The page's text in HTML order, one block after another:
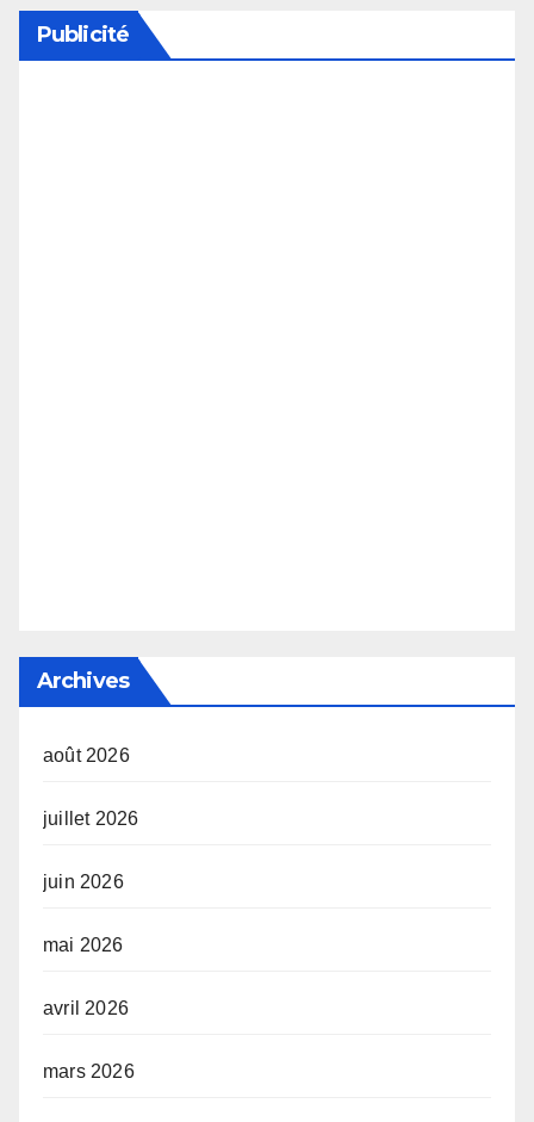
Publicité
Archives
août 2026
juillet 2026
juin 2026
mai 2026
avril 2026
mars 2026